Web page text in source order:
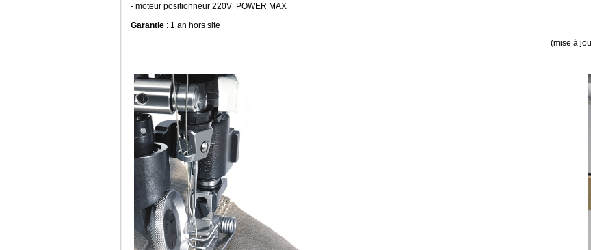
- moteur positionneur 220V POWER MAX
Garantie : 1 an hors site
(mise à